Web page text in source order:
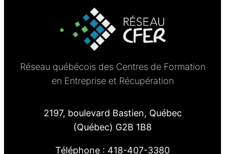
Réseau québécois des Centres de Formation
en Entreprise et Récupération
2197, boulevard Bastien, Québec
(Québec) G2B 1B8
Téléphone : 418-407-3380